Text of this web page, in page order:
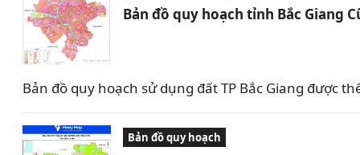
Bản đồ quy hoạch tỉnh Bắc Giang
Bản đồ quy hoạch sử dụng đất TP Bắc Giang được
Bản đồ quy hoạch